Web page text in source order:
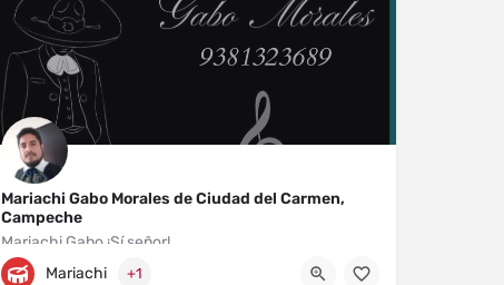
Mariachi Gabo Morales de Ciudad del Carmen,
Campeche
Mariachi Gabo ¡Sí señor!
Prolongación Avenida Benito Juárez 270
Mariachi +1